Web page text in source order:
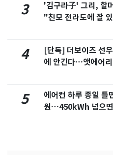
3
'김구라子' 그리, 할
"친모 전라도에 잘
4
[단독] 더보이즈 선
에 안긴다…앳에어
5
에어컨 하루 종일 틀
원…450kWh 넘으